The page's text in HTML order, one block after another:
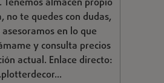
Tenemos almacén propio
no te quedes con dudas,
en lo que
y consulta precios
actual. Enlace directo: